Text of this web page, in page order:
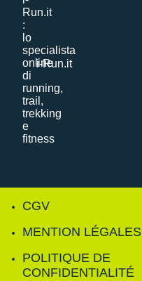
i-Run.it
CGV
MENTION LÉGALES
POLITIQUE DE
CONFIDENTIALITÉ